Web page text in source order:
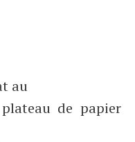
au
de papier